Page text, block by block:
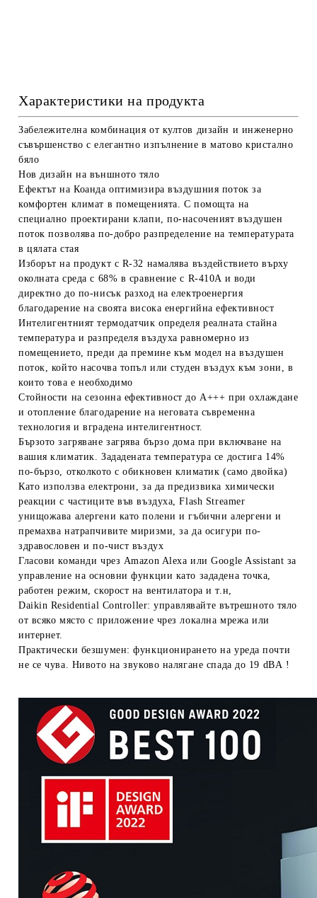
Характеристики на продукта
Забележителна комбинация от култов дизайн и инженерно
съвършенство с елегантно изпълнение в матово кристално
бяло
Нов дизайн на външното тяло
Ефектът на Коанда оптимизира въздушния поток за
комфортен климат в помещенията. С помощта на
специално проектирани клапи, по-насоченият въздушен
поток позволява по-добро разпределение на температурата
в цялата стая
Изборът на продукт с R-32 намалява въздействието върху
околната среда с 68% в сравнение с R-410A и води
директно до по-нисък разход на електроенергия
благодарение на своята висока енергийна ефективност
Интелигентният термодатчик определя реалната стайна
температура и разпределя въздуха равномерно из
помещението, преди да премине към модел на въздушен
поток, който насочва топъл или студен въздух към зони, в
които това е необходимо
Стойности на сезонна ефективност до A+++ при охлаждане
и отопление благодарение на неговата съвременна
технология и вградена интелигентност.
Бързото загряване загрява бързо дома при включване на
вашия климатик. Зададената температура се достига 14%
по-бързо, отколкото с обикновен климатик (само двойка)
Като използва електрони, за да предизвика химически
реакции с частиците във въздуха, Flash Streamer
унищожава алергени като полени и гъбични алергени и
премахва натрапчивите миризми, за да осигури по-
здравословен и по-чист въздух
Гласови команди чрез Amazon Alexa или Google Assistant за
управление на основни функции като зададена точка,
работен режим, скорост на вентилатора и т.н,
Daikin Residential Controller: управлявайте вътрешното тяло
от всяко място с приложение чрез локална мрежа или
интернет.
Практически безшумен: функционирането на уреда почти
не се чува. Нивото на звуково налягане спада до 19 dBА !